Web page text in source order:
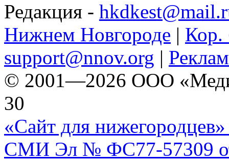
Редакция -
Нижнем Новгороде | Кор.
support@nnov.org |
© 2001—2026 ООО
30
«Сайт для нижегородцев»
СМИ Эл № ФС77-57309